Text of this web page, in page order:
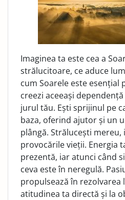
Imaginea ta este cea a
strălucitoare, ce aduce
cum Soarele este esențial
creezi aceeași
jurul tău. Ești sprijinul pe
baza, oferind ajutor și un
plângă. Strălucești
provocările vieții. Energia
prezentă, iar atunci când
ceva este în neregulă.
propulsează în
atitudinea ta directă și la